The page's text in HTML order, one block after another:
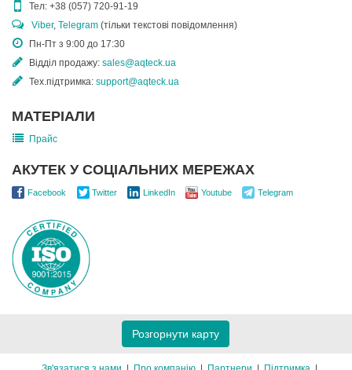
Тел: +38 (057) 720-91-19
Viber, Telegram (тільки текстові повідомлення)
Пн-Пт з 9:00 до 17:30
Відділ продажу: sales@aqteck.ua
Тех.підтримка: support@aqteck.ua
МАТЕРІАЛИ
Прайс
АКУТЕК У СОЦІАЛЬНИХ МЕРЕЖАХ
Facebook Twitter LinkedIn Youtube Telegram
Розгорнути карту